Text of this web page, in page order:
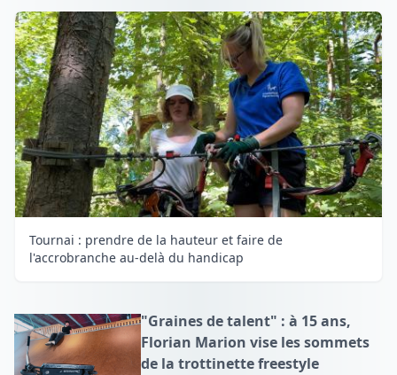
Tournai : prendre de la hauteur et faire de
l'accrobranche au-delà du handicap
"Graines de talent" : à 15 ans,
Florian Marion vise les sommets
de la trottinette freestyle